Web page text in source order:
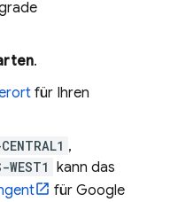
.
für Ihren
,
WEST1 kann das
für Google